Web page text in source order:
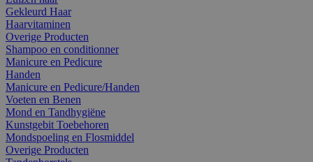
Gekleurd Haar
Haarvitaminen
Overige Producten
Shampoo en conditionner
Manicure en Pedicure
Handen
Manicure en Pedicure/Handen
Voeten en Benen
Mond en Tandhygiëne
Kunstgebit Toebehoren
Mondspoeling en Flosmiddel
Overige Producten